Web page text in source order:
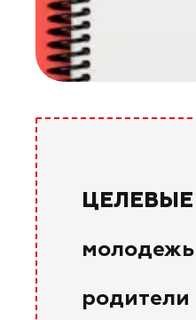
родители